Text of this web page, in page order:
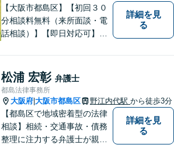
【大阪市都島区】【初回３０
分相談料無料（来所面談・電
話相談）】【即日対応可】
【高倉町三丁目バス停徒歩１
分】【当日・夜間・休日相談
可】刑事事件/相続問題/離婚問
題など経験と知識をもとに、
依頼者様の不安を解消し、問
題解決へ導きます
詳細を見
る
松浦 宏彰 弁護士
都島法律事務所
大阪府 大阪市都島区 野江内代駅 から徒歩3分
【都島区で地域密着型の法律
相談】相続・交通事故・債務
整理に注力する弁護士が親身
詳細を見
る